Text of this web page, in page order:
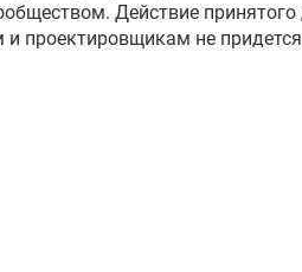
Действие
проектировщикам не